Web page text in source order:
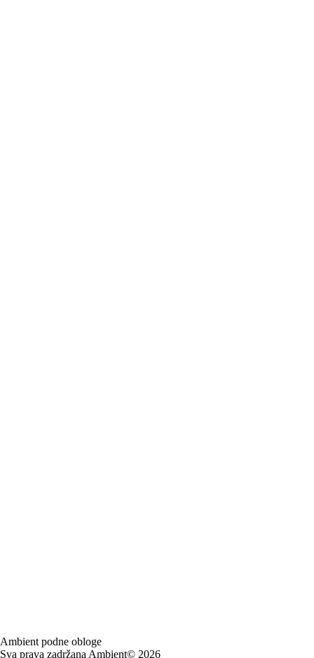
Ambient podne obloge
Sva prava zadržana Ambient© 2026